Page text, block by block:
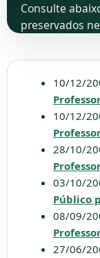
Consulte
preservados
10/12/
10/12/
28/10/
03/10/
Público
08/09/
27/06/